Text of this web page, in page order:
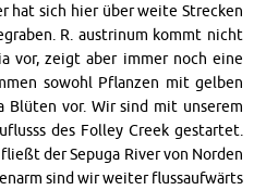
hat sich hier über weite Strecken
R. austrinum kommt nicht
vor, zeigt aber immer noch eine
sowohl Pflanzen mit gelben
Blüten vor. Wir sind mit unserem
des Folley Creek gestartet.
der Sepuga River von Norden
sind wir weiter flussaufwärts